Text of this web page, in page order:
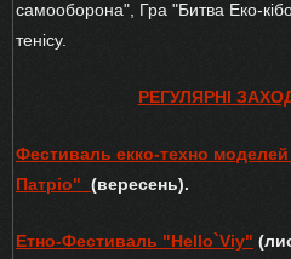
самооборона", Гра "Битва Еко-
тенісу.
РЕГУЛЯРНІ
Фестиваль екко-техно
Патріо" (вересень).
Етно-Фестиваль "Hello`Viy"